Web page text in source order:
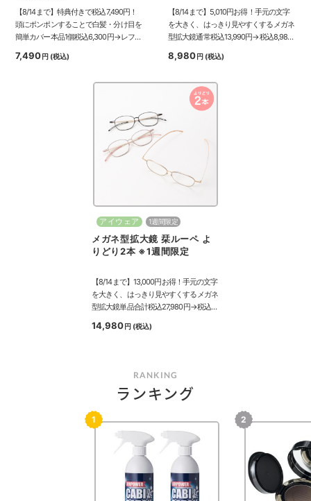
【8/14まで】特典付きで税込7,490円！
頭にポンポンすることで白髪・分け目を
簡単カバー本品1個税込6,300円→レフィ
7,490円 (税込)
【8/14まで】5,010円お得！手元の文字
を大きく、はっきり見やすくするメガネ
型拡大鏡通常税込13,990円→税込8,980
8,980円 (税込)
アイウェア 1週間限定
メガネ型拡大鏡 栞ルーペ よ
りどり2本 ※1週間限定
【8/14まで】13,000円お得！手元の文字
を大きく、はっきり見やすくするメガネ
型拡大鏡単品合計税込27,980円→税込
14,980円 (税込)
RANKING
ランキング